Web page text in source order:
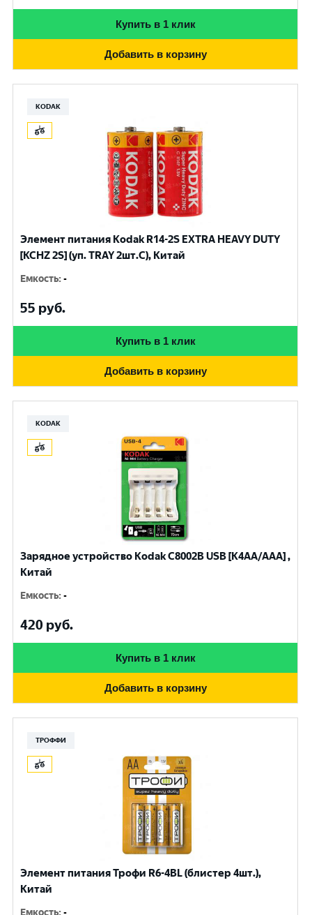
Купить в 1 клик
Добавить в корзину
KODAK
Элемент питания Kodak R14-2S EXTRA HEAVY DUTY
[KCHZ 2S] (уп. TRAY 2шт.C), Китай
Емкость:-
55 руб.
Купить в 1 клик
Добавить в корзину
KODAK
Зарядное устройство Kodak С8002B USB [K4AA/AAA] ,
Китай
Емкость:-
420 руб.
Купить в 1 клик
Добавить в корзину
ТРОФФИ
Элемент питания Трофи R6-4BL (блистер 4шт.),
Китай
Емкость:-